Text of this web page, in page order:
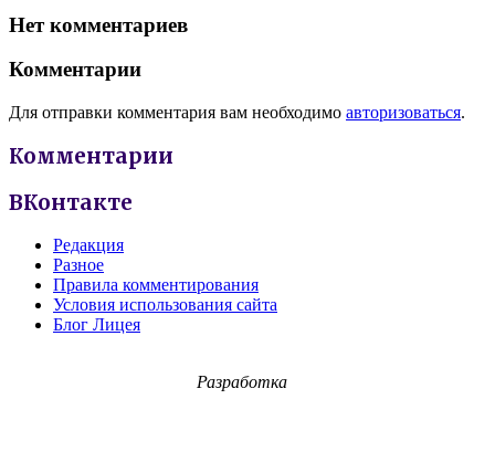
Нет комментариев
Комментарии
Для отправки комментария вам необходимо авторизоваться.
Комментарии
ВКонтакте
Редакция
Разное
Правила комментирования
Условия использования сайта
Блог Лицея
Разработка